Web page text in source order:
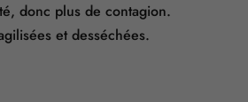
donc plus de contagion.
et desséchées.